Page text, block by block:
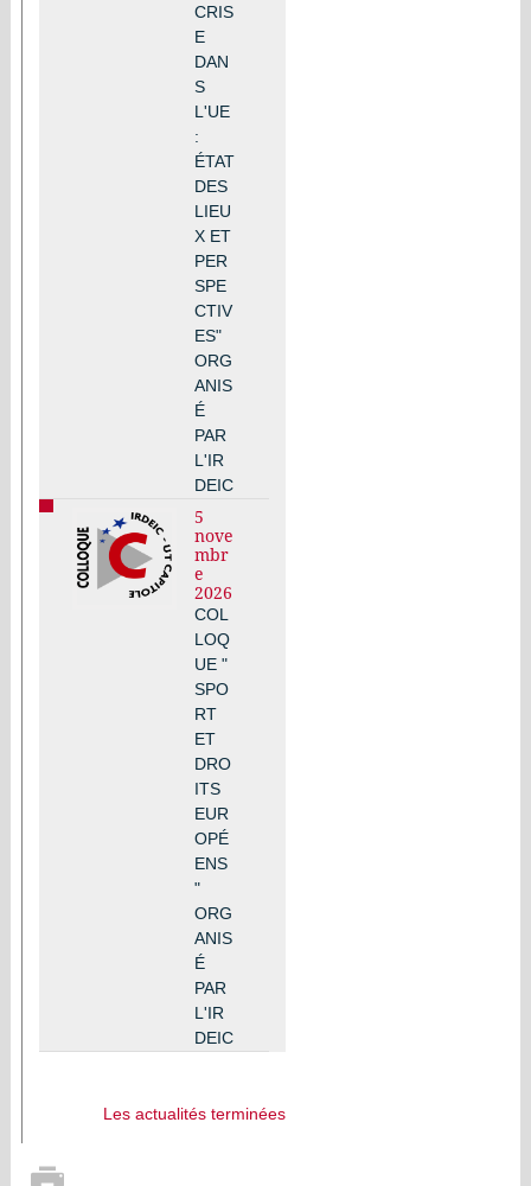
CRIS
E
DAN
S
L'UE
:
ÉTAT
DES
LIEU
X ET
PER
SPE
CTIV
ES"
ORG
ANIS
É
PAR
L'IR
DEIC
5
nove
mbr
e
2026
COL
LOQ
UE "
SPO
RT
ET
DRO
ITS
EUR
OPÉ
ENS
"
ORG
ANIS
É
PAR
L'IR
DEIC
Les actualités terminées